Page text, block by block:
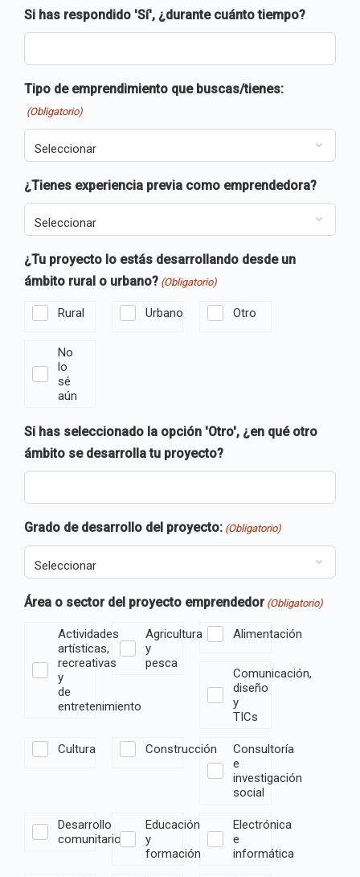
Si has respondido 'Sí', ¿durante cuánto tiempo?
Tipo de emprendimiento que buscas/tienes:
(Obligatorio)
¿Tienes experiencia previa como emprendedora?
¿Tu proyecto lo estás desarrollando desde un
ámbito rural o urbano? (Obligatorio)
Rural Urbano Otro
No
lo
sé
aún
Si has seleccionado la opción 'Otro', ¿en qué otro
ámbito se desarrolla tu proyecto?
Grado de desarrollo del proyecto: (Obligatorio)
Área o sector del proyecto emprendedor (Obligatorio)
Actividades
artísticas,
recreativas
y
de
entretenimiento
Agricultura
y
pesca
Alimentación
Comunicación,
diseño
y
TICs
Cultura Construcción
Consultoría
e
investigación
social
Desarrollo
comunitario
Educación
y
formación
Electrónica
e
informática